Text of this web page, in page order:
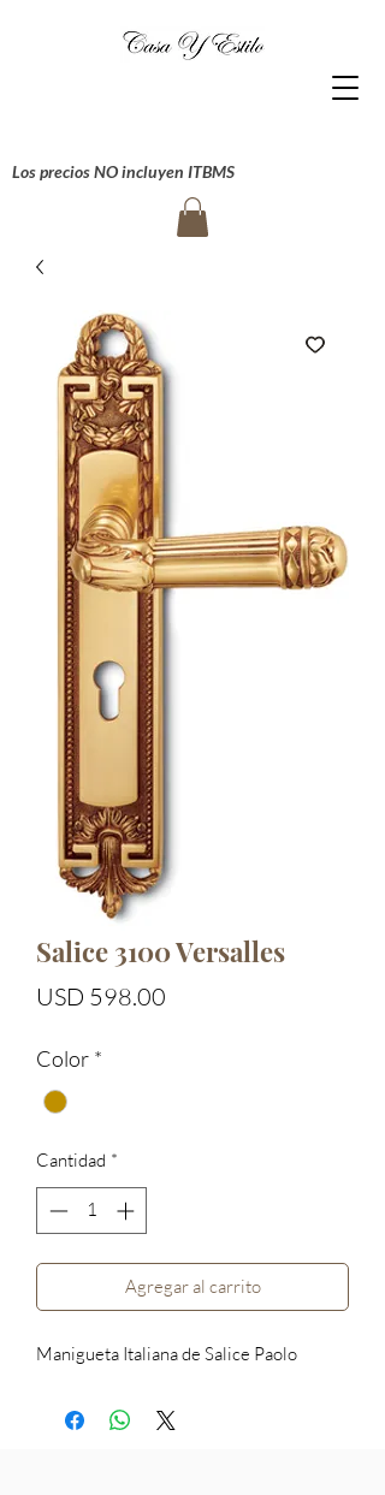
Los precios NO incluyen ITBMS
Salice 3100 Versalles
USD 598.00
Color *
Cantidad *
Agregar al carrito
Manigueta Italiana de Salice Paolo